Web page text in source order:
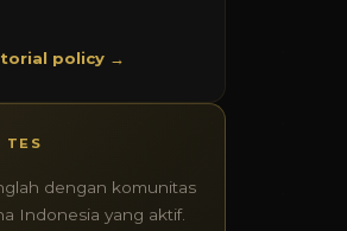
policy →
TES
dengan komunitas
Indonesia yang aktif.